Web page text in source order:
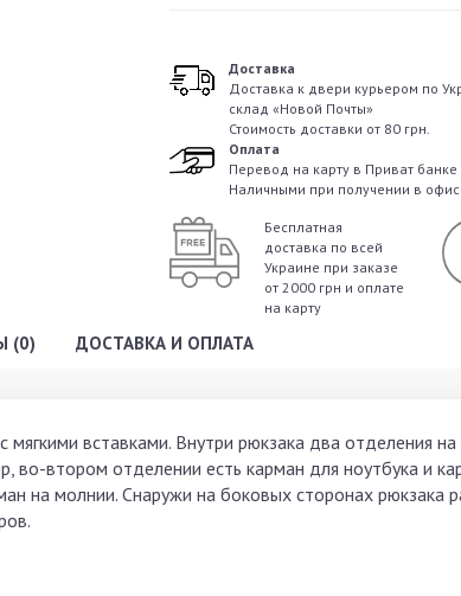
Доставка
Доставка к двери курьером по
склад «Новой Почты»
Стоимость доставки от 80 грн.
Оплата
Перевод на карту в Приват
Наличными при получении в
Бесплатная
доставка по всей
Украине при заказе
от 2000 грн и оплате
на карту
(0) ДОСТАВКА И ОПЛАТА
мягкими вставками. Внутри рюкзака два отделения
во-втором отделении есть карман для ноутбука и
на молнии. Снаружи на боковых сторонах рюкзака